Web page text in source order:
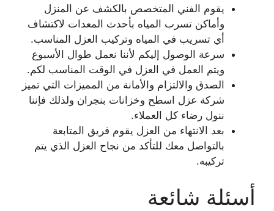
يقوم الفني المتخصص بالكشف عن المنزل
وأماكن تسرب المياه بأحدث المعدات لاكتشاف
أي تسريب في المياه وتركيب العزل المناسب.
سرعة الوصول إليكم لأننا نعمل طوال الأسبوع
ويتم العمل في العزل في الوقت المناسب لكم.
الصدق والالتزام والأمانة من المميزات التي تميز
شركة عزل اسطح وخزانات بنجران ولذلك فإننا
ننول رضاء كل العملاء.
بعد الانتهاء من العزل يقوم فريق المتابعة
بالتواصل معك للتأكد من نجاح العزل الذي يتم
تركيبه.
أسئلة شائعة